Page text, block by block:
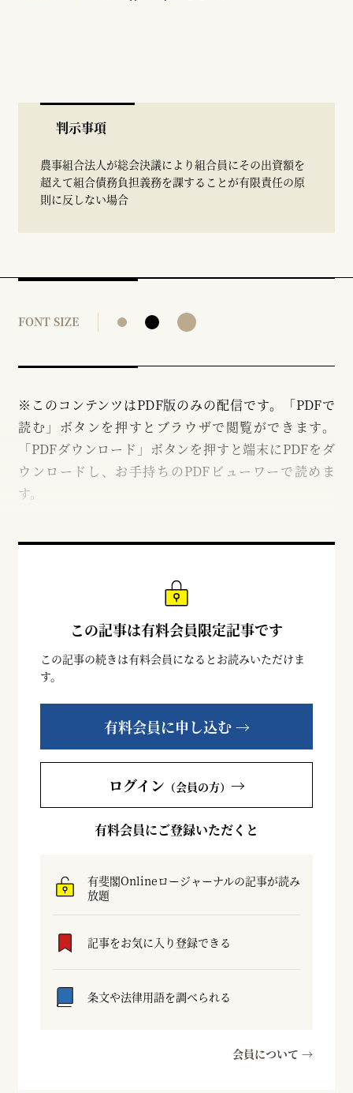
判示事項
農事組合法人が総会決議により組合員にその出資額を
超えて組合債務負担義務を課することが有限責任の原
則に反しない場合
FONT SIZE
※このコンテンツはPDF版のみの配信です。「PDFで
読む」ボタンを押すとブラウザで閲覧ができます。
「PDFダウンロード」ボタンを押すと端末にPDFをダ
ウンロードし、お手持ちのPDFビューワーで読めま
す。
この記事は有料会員限定記事です
この記事の続きは有料会員になるとお読みいただけま
す。
有料会員に申し込む →
ログイン （会員の方） →
有料会員にご登録いただくと
有斐閣Onlineロージャーナルの記事が読み
放題
記事をお気に入り登録できる
条文や法律用語を調べられる
会員について →